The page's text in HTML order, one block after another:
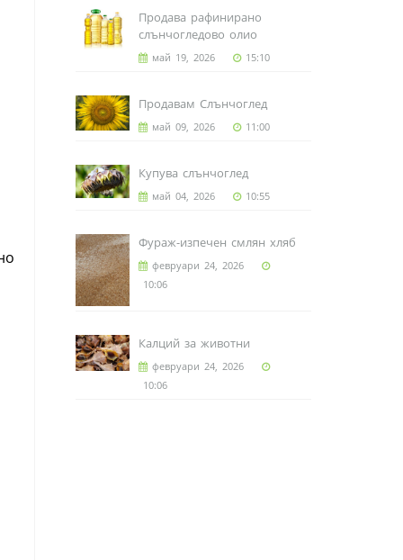
Продава рафинирано
слънчогледово олио
май 19, 2026 15:10
Продавам Слънчоглед
май 09, 2026 11:00
Купува слънчоглед
май 04, 2026 10:55
Фураж-изпечен смлян хляб
февруари 24, 2026
10:06
Калций за животни
февруари 24, 2026
10:06